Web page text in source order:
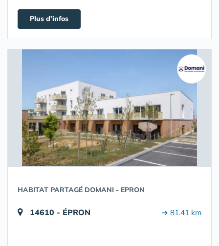
Plus d'infos
HABITAT PARTAGÉ DOMANI - EPRON
14610 - ÉPRON ➔ 81.41 km